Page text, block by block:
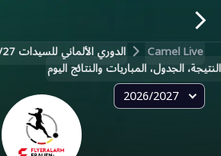
Camel Live
النتيجة، الجدول، المباريات والنتائج اليوم
2026/2027